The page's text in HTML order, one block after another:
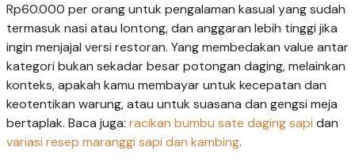
Rp60.000 per orang untuk pengalaman kasual yang sudah
termasuk nasi atau lontong, dan anggaran lebih tinggi jika
ingin menjajal versi restoran. Yang membedakan value antar
kategori bukan sekadar besar potongan daging, melainkan
konteks, apakah kamu membayar untuk kecepatan dan
keotentikan warung, atau untuk suasana dan gengsi meja
bertaplak. Baca juga: racikan bumbu sate daging sapi dan
variasi resep maranggi sapi dan kambing.